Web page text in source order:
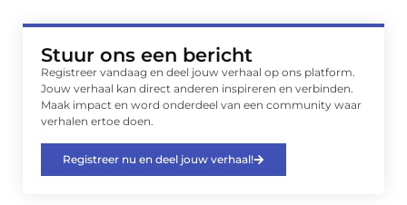
Stuur ons een bericht
Registreer vandaag en deel jouw verhaal op ons platform.
Jouw verhaal kan direct anderen inspireren en verbinden.
Maak impact en word onderdeel van een community waar
verhalen ertoe doen.
Registreer nu en deel jouw verhaal!